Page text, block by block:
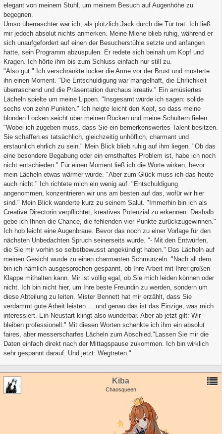
elegant von meinem Stuhl, um meinem Besuch auf Augenhöhe zu
begegnen.
Umso überraschter war ich, als plötzlich Jack durch die Tür trat. Ich ließ
mir jedoch absolut nichts anmerken. Meine Miene blieb ruhig, während er
sich unaufgefordert auf einen der Besucherstühle setzte und anfangen
hatte, sein Programm abzuspulen. Er redete sich beinah um Kopf und
Kragen. Ich hörte ihm bis zum Schluss einfach nur still zu.
"Also gut." Ich verschränkte locker die Arme vor der Brust und musterte
ihn einen Moment. "Die Entschuldigung war mangelhaft, die Ehrlichkeit
überraschend und die Präsentation durchaus kreativ." Ein amüsiertes
Lächeln spielte um meine Lippen. "Insgesamt würde ich sagen: solide
sechs von zehn Punkten." Ich neigte leicht den Kopf, so dass meine
blonden Locken seicht über meinen Rücken und meine Schultern fielen.
"Wobei ich zugeben muss, dass Sie ein bemerkenswertes Talent besitzen.
Sie schaffen es tatsächlich, gleichzeitig unhöflich, charmant und
erstaunlich ehrlich zu sein." Mein Blick blieb ruhig auf ihm liegen. "Ob das
eine besondere Begabung oder ein ernsthaftes Problem ist, habe ich noch
nicht entschieden." Für einen Moment ließ ich die Worte wirken, bevor
mein Lächeln etwas wärmer wurde. "Aber zum Glück muss ich das heute
auch nicht." Ich richtete mich ein wenig auf. "Entschuldigung
angenommen, konzentrieren wir uns am besten auf das, wofür wir hier
sind." Mein Blick wanderte kurz zu seinem Salut. "Immerhin bin ich als
Creative Directorin verpflichtet, kreatives Potenzial zu erkennen. Deshalb
gebe ich Ihnen die Chance, die fehlenden vier Punkte zurückzugewinnen."
Ich hob leicht eine Augenbraue. Bevor das noch zu einer Vorlage für den
nächsten Unbedachten Spruch seinerseits wurde. "- Mit den Entwürfen,
die Sie mir vorhin so selbstbewusst angekündigt haben." Das Lächeln auf
meinen Gesicht wurde zu einen charmanten Schmunzeln. "Nach all dem
bin ich nämlich ausgesprochen gespannt, ob Ihre Arbeit mit Ihrer großen
Klappe mithalten kann. Mir ist völlig egal, ob Sie mich leiden können oder
nicht. Ich bin nicht hier, um Ihre beste Freundin zu werden, sondern um
diese Abteilung zu leiten. Mister Bennett hat mir erzählt, dass Sie
verdammt gute Arbeit leisten ... und genau das ist das Einzige, was mich
interessiert. Ein Neustart klingt also wunderbar. Aber ab jetzt gilt: Wir
bleiben professionell." Mit diesen Worten schenkte ich ihm ein absolut
faires, aber messerscharfes Lächeln zum Abschied."Lassen Sie mir die
Daten einfach direkt nach der Mittagspause zukommen. Ich bin wirklich
sehr gespannt darauf. Und jetzt: Wegtreten."
Kiba
Chaosqueen